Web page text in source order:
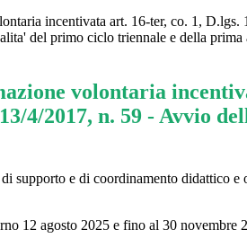
incentivata art. 16-ter, co. 1, D.lgs.
del primo ciclo triennale e della prima
volontaria
4/2017, n. 59 - Avvio
supporto e di coordinamento didattico e
12 agosto 2025 e fino al 30 novembre